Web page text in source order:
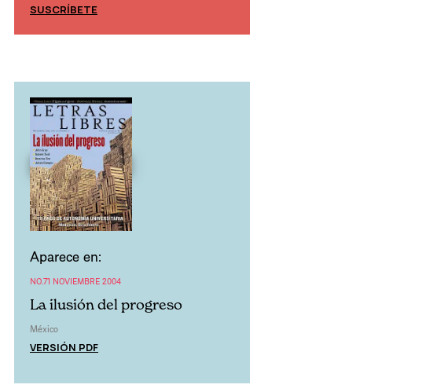
SUSCRÍBETE
Aparece en:
NO.71 NOVIEMBRE 2004
La ilusión del progreso
México
VERSIÓN PDF